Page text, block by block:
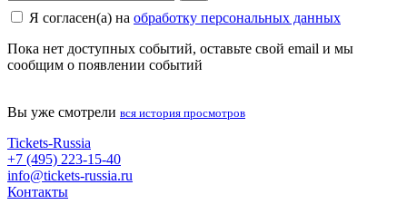
Я согласен(а) на обработку персональных данных
Пока нет доступных событий, оставьте свой email и мы
сообщим о появлении событий
Вы уже смотрели вся история просмотров
Tickets-Russia
+7 (495) 223-15-40
info@tickets-russia.ru
Контакты